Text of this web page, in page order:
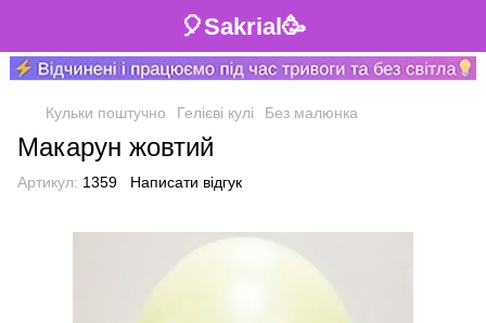
🎈Sakrial🥳
Кульки поштучно Гелієві кулі Без малюнка
Макарун жовтий
Артикул: 1359 Написати відгук